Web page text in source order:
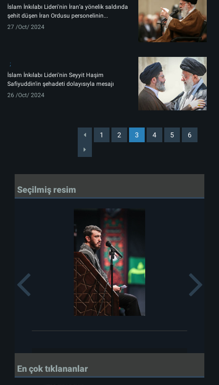
İslam İnkılabı Lideri'nin İran’a yönelik saldırıda
şehit düşen İran Ordusu personelinin...
27 /Oct/ 2024
İslam İnkılabı Lideri'nin Seyyit Haşim
Safiyuddin'in şehadeti dolayısıyla mesajı
26 /Oct/ 2024
1 2 3 4 5 6
Seçilmiş resim
Previous
En çok tıklananlar